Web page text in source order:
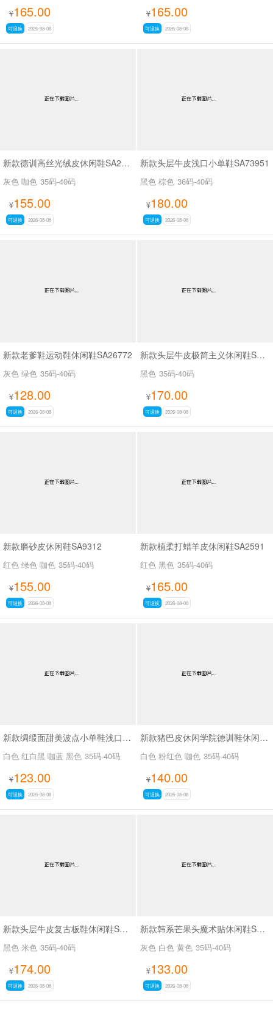
¥165.00
可退换 2026-08-08
¥165.00
可退换 2026-08-08
新款德训高丝光绒皮休闲鞋SA2H008
灰色 咖色 35码-40码
¥155.00
可退换 2026-08-08
新款头层牛皮浅口小单鞋SA73951
黑色 棕色 36码-40码
¥180.00
可退换 2026-08-08
新款老爹鞋运动鞋休闲鞋SA26772
灰色 绿色 35码-40码
¥128.00
可退换 2026-08-08
新款头层牛皮极简主义休闲鞋SA9809B
黑色 35码-40码
¥170.00
可退换 2026-08-08
新款磨砂皮休闲鞋SA9312
红色 绿色 咖色 35码-40码
¥155.00
可退换 2026-08-08
新款植柔打蜡羊皮休闲鞋SA2591
红色 黑色 35码-40码
¥165.00
可退换 2026-08-08
新款绸缎面甜美波点小单鞋浅口小单鞋SA8135
白色 红白黑 咖蓝 黑色 35码-40码
¥123.00
可退换 2026-08-08
新款猪巴皮休闲学院德训鞋休闲鞋SA6078
白色 粉红色 咖色 35码-40码
¥140.00
可退换 2026-08-08
新款头层牛皮复古板鞋休闲鞋SA260
黑色 米色 35码-40码
¥174.00
可退换 2026-08-08
新款韩系芒果头魔术贴休闲鞋SA111
灰色 白色 黄色 35码-40码
¥133.00
可退换 2026-08-08